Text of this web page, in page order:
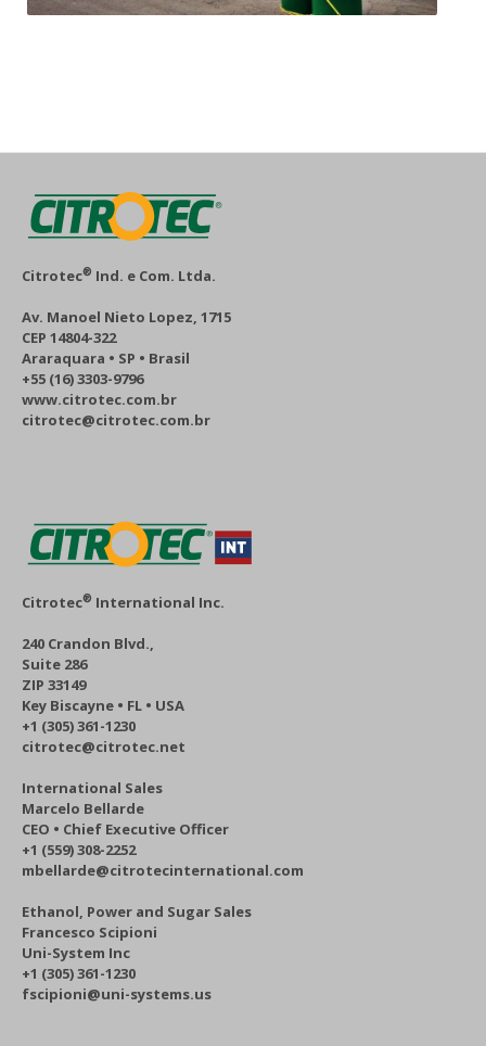
Citrotec® Ind. e Com. Ltda.
Av. Manoel Nieto Lopez, 1715
CEP 14804-322
Araraquara • SP • Brasil
+55 (16) 3303-9796
www.citrotec.com.br
citrotec@citrotec.com.br
Citrotec® International Inc.
240 Crandon Blvd.,
Suite 286
ZIP 33149
Key Biscayne • FL • USA
+1 (305) 361-1230
citrotec@citrotec.net
International Sales
Marcelo Bellarde
CEO • Chief Executive Officer
+1 (559) 308-2252
mbellarde@citrotecinternational.com
Ethanol, Power and Sugar Sales
Francesco Scipioni
Uni-System Inc
+1 (305) 361-1230
fscipioni@uni-systems.us